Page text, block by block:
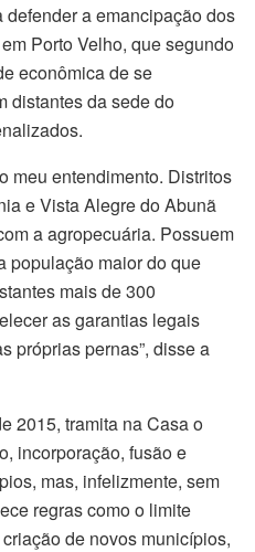
a emancipação dos
Porto Velho, que segundo
econômica de se
distantes da sede do
meu entendimento. Distritos
e Vista Alegre do Abunã
a agropecuária. Possuem
população maior do que
mais de 300
as garantias legais
próprias pernas”, disse a
2015, tramita na Casa o
incorporação, fusão e
mas, infelizmente, sem
regras como o limite
de novos municípios,